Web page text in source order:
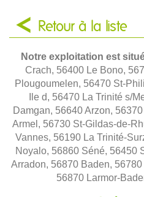
Retour à la liste
Notre exploitation est
Crach, 56400 Le Bono,
Plougoumelen, 56470 St-
Ile d, 56470 La Trinité s/
Damgan, 56640 Arzon,
Armel, 56730 St-Gildas-de-
Vannes, 56190 La Trinité-
Noyalo, 56860 Séné, 56450
Arradon, 56870 Baden,
56870 Larmor-